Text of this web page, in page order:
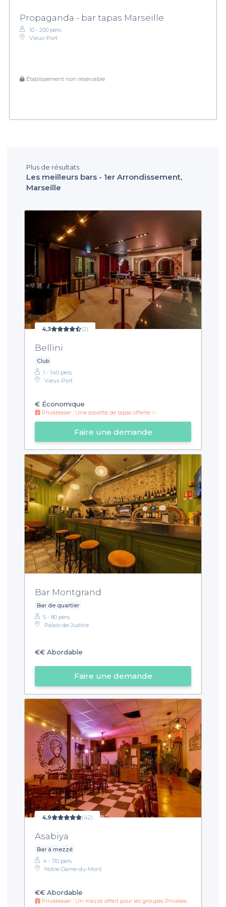
profiter de la soirée. Visitez notre site pour découvrir les
possibilités qui s'offrent à vous et commencez à organiser
Propaganda - bar tapas Marseille
10 - 200 pers.
Vieux‑Port
Établissement non réservable
Plus de résultats
Les meilleurs bars - 1er Arrondissement,
Marseille
4,3 (2)
Bellini
Club
1 - 140 pers.
Vieux-Port
€ Économique
Privateaser : Une assiette de tapas offerte ✨
Faire une demande
Bar Montgrand
Bar de quartier
5 - 80 pers.
Palais-de-Justice
€€ Abordable
Faire une demande
4,9 (42)
Asabiya
Bar à mezzé
4 - 110 pers.
Notre-Dame-du-Mont
€€ Abordable
Privateaser : Un mezze offert pour les groupes Privateaser !